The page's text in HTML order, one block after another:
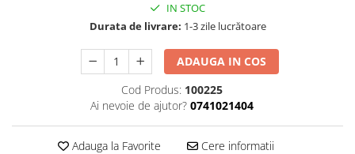
IN STOC
Durata de livrare: 1-3 zile lucrătoare
ADAUGA IN COS
Cod Produs: 100225
Ai nevoie de ajutor? 0741021404
Adauga la Favorite Cere informatii